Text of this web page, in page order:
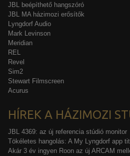
JBL beépíthető hangszóró
JBL MA házimozi erősítők
Lyngdorf Audio
Mark Levinson
Meridian
REL
Revel
Sim2
Stewart Filmscreen
Acurus
HÍREK A HÁZIMOZI
JBL 4369: az új referencia stúdió monitor
Tökéletes hangolás: A My Lyngdorf app
Akár 3 év ingyen Roon az új ARCAM